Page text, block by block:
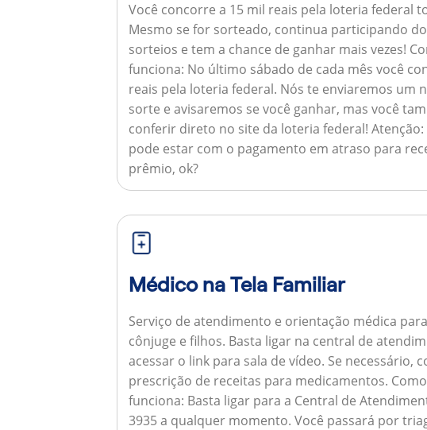
Você concorre a 15 mil reais pela loteria federal
Mesmo se for sorteado, continua participando
sorteios e tem a chance de ganhar mais vezes!
funciona: No último sábado de cada mês você
reais pela loteria federal. Nós te enviaremos um
sorte e avisaremos se você ganhar, mas você
conferir direto no site da loteria federal!Atenção:
pode estar com o pagamento em atraso para
prêmio, ok?
Médico na Tela Familiar
Serviço de atendimento e orientação médica
cônjuge e filhos. Basta ligar na central de
acessar o link para sala de vídeo. Se necessário,
prescrição de receitas para medicamentos. Como
funciona: Basta ligar para a Central de
3935 a qualquer momento. Você passará por